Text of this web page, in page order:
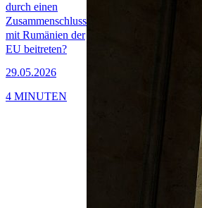
durch einen
Zusammenschluss
mit Rumänien der
EU beitreten?
29.05.2026
4 MINUTEN